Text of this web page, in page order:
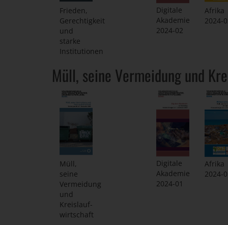
Frieden,
Gerechtigkeit
und
starke
Institutionen
Digitale
Akademie
2024-02
Afrika
2024-
Müll, seine Vermeidung und
Müll,
seine
Vermeidung
und
Kreislauf-
wirtschaft
Digitale
Akademie
2024-01
Afrika
2024-